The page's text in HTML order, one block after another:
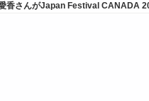
香さんがJapan Festival CANADA